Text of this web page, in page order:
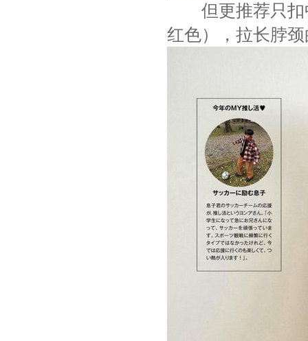
但更推荐只扣
红色），拉长脖